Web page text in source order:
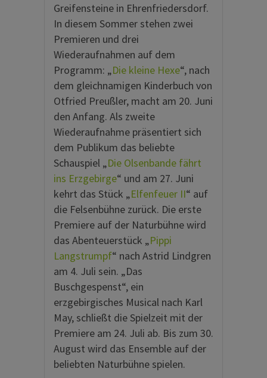
Greifensteine in Ehrenfriedersdorf.
In diesem Sommer stehen zwei
Premieren und drei
Wiederaufnahmen auf dem
Programm: „Die kleine Hexe“, nach
dem gleichnamigen Kinderbuch von
Otfried Preußler, macht am 20. Juni
den Anfang. Als zweite
Wiederaufnahme präsentiert sich
dem Publikum das beliebte
Schauspiel „Die Olsenbande fährt
ins Erzgebirge“ und am 27. Juni
kehrt das Stück „Elfenfeuer II“ auf
die Felsenbühne zurück. Die erste
Premiere auf der Naturbühne wird
das Abenteuerstück „Pippi
Langstrumpf“ nach Astrid Lindgren
am 4. Juli sein. „Das
Buschgespenst“, ein
erzgebirgisches Musical nach Karl
May, schließt die Spielzeit mit der
Premiere am 24. Juli ab. Bis zum 30.
August wird das Ensemble auf der
beliebten Naturbühne spielen.